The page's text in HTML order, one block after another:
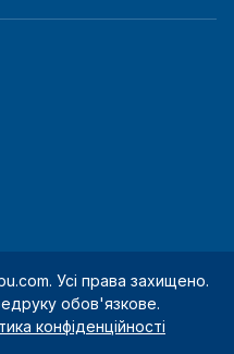
Усі права захищено.
обов'язкове.
конфіденційності